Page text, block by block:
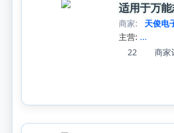
适用于万
商家:
天俊电
主营: ...
22
商家